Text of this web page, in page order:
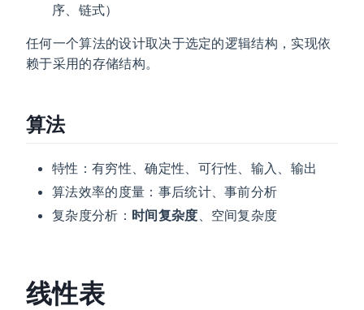
序、链式）
任何一个算法的设计取决于选定的逻辑结构，实现依
赖于采用的存储结构。
算法
特性：有穷性、确定性、可行性、输入、输出
算法效率的度量：事后统计、事前分析
复杂度分析： 时间复杂度 、空间复杂度
线性表